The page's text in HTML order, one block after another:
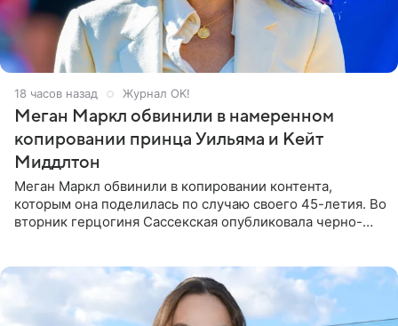
18 часов назад Журнал OK!
Меган Маркл обвинили в намеренном
копировании принца Уильяма и Кейт
Миддлтон
Меган Маркл обвинили в копировании контента,
которым она поделилась по случаю своего 45-летия. Во
вторник герцогиня Сассекская опубликовала черно-